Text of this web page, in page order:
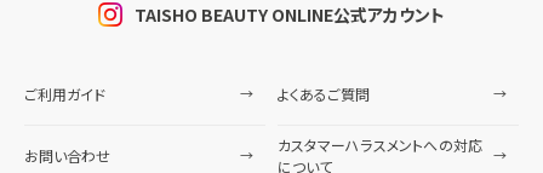
TAISHO BEAUTY ONLINE公式アカウント
ご利用ガイド よくあるご質問
お問い合わせ
カスタマーハラスメントへの対応
について